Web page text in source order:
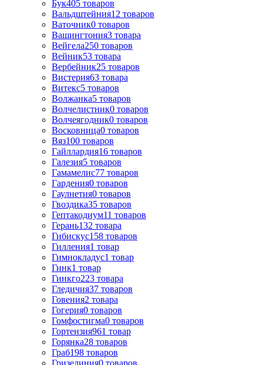
Бук405 товаров
Вальдштейния12 товаров
Ваточник0 товаров
Вашингтония3 товара
Вейгела250 товаров
Вейник53 товара
Вербейник25 товаров
Вистерия63 товара
Витекс5 товаров
Волжанка5 товаров
Волчелистник0 товаров
Волчеягодник0 товаров
Восковница0 товаров
Вяз100 товаров
Гайллардия16 товаров
Галезия5 товаров
Гамамелис77 товаров
Гардения0 товаров
Гаулнетия0 товаров
Гвоздика35 товаров
Гептакодиум11 товаров
Герань132 товара
Гибискус158 товаров
Гилления1 товар
Гимнокладус1 товар
Гинк1 товар
Гинкго223 товара
Гледичия37 товаров
Говения2 товара
Гогерия0 товаров
Гомфостигма0 товаров
Гортензия961 товар
Горянка28 товаров
Граб198 товаров
Гризелиния0 товаров